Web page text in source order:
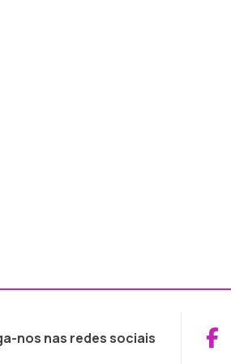
nos nas redes sociais